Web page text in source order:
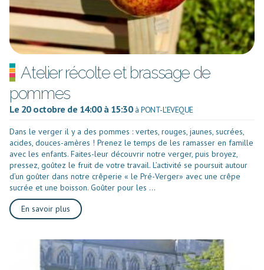
Atelier récolte et brassage de
pommes
Le 20 octobre de 14:00 à 15:30 à PONT-L'EVEQUE
Dans le verger il y a des pommes : vertes, rouges, jaunes, sucrées,
acides, douces-amères ! Prenez le temps de les ramasser en famille
avec les enfants. Faites-leur découvrir notre verger, puis broyez,
pressez, goûtez le fruit de votre travail. L’activité se poursuit autour
d’un goûter dans notre crêperie « le Pré-Verger» avec une crêpe
sucrée et une boisson. Goûter pour les ...
En savoir plus